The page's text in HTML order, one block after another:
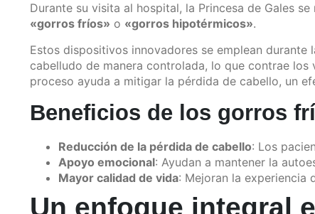
Durante su visita al hospital, la Princesa de Gales
«gorros fríos» o «gorros hipotérmicos».
Estos dispositivos innovadores se emplean durante
cabelludo de manera controlada, lo que contrae
proceso ayuda a mitigar la pérdida de cabello, un
Beneficios de los gorros
Reducción de la pérdida de cabello: Los
Apoyo emocional: Ayudan a mantener la
Mayor calidad de vida: Mejoran la experiencia
Un enfoque integral